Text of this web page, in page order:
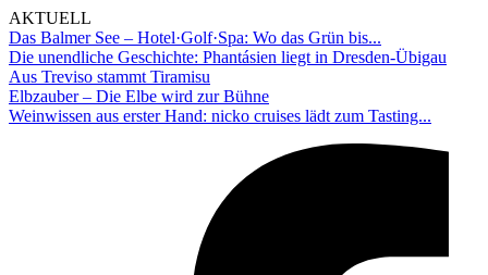
AKTUELL
Das Balmer See – Hotel·Golf·Spa: Wo das Grün bis...
Die unendliche Geschichte: Phantásien liegt in Dresden-Übigau
Aus Treviso stammt Tiramisu
Elbzauber – Die Elbe wird zur Bühne
Weinwissen aus erster Hand: nicko cruises lädt zum Tasting...